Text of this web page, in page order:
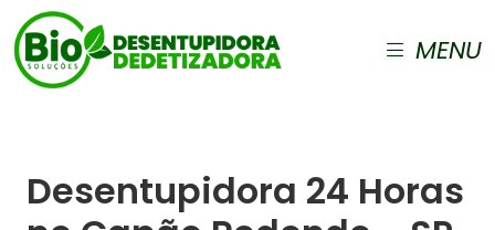
MENU
Desentupidora 24 Horas